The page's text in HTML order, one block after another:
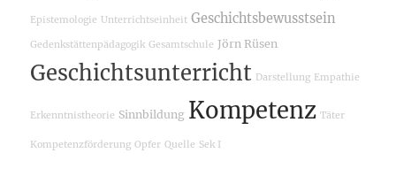
Epistemologie Unterrichtseinheit Geschichtsbewusstsein
Gedenkstättenpädagogik Gesamtschule Jörn Rüsen
Geschichtsunterricht Darstellung Empathie
Erkenntnistheorie Sinnbildung Kompetenz Täter
Kompetenzförderung Opfer Quelle Sek I